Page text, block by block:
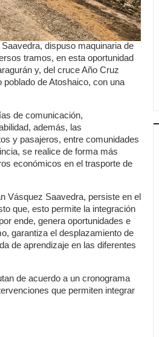
dispuso maquinaria de
tramos, en esta oportunidad
y, del cruce Año Cruz
de Atoshaico, con una
de comunicación,
además, las
y pasajeros, entre comunidades
se realice de forma más
económicos en el trasporte de
Vásquez Saavedra, persiste en el
que, esto permite la integración
ende, genera oportunidades e
garantiza el desplazamiento de
de aprendizaje en las diferentes
de acuerdo a un cronograma
que permiten integrar